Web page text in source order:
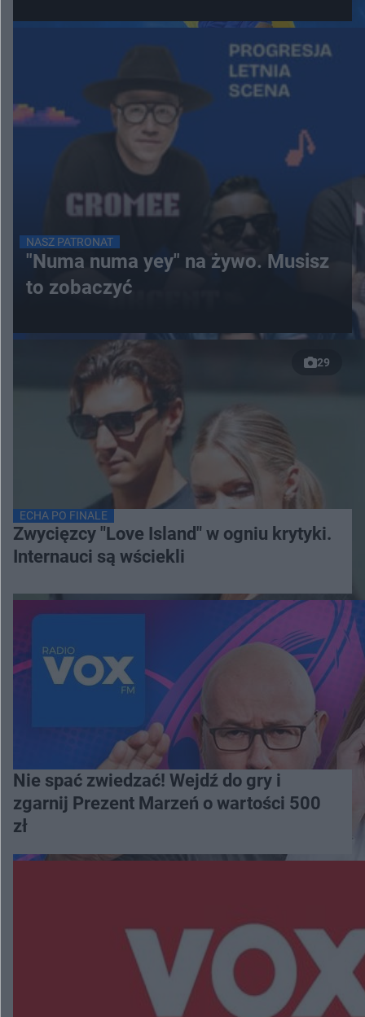
NASZ PATRONAT
"Numa numa yey" na żywo. Musisz
to zobaczyć
29
ECHA PO FINALE
Zwycięzcy "Love Island" w ogniu krytyki.
Internauci są wściekli
Nie spać zwiedzać! Wejdź do gry i
zgarnij Prezent Marzeń o wartości 500
zł